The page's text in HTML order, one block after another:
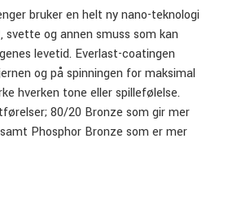
bruker en helt ny nano-teknologi
og annen smuss som kan
levetid. Everlast-coatingen
og på spinningen for maksimal
hverken tone eller spillefølelse.
80/20 Bronze som gir mer
Phosphor Bronze som er mer